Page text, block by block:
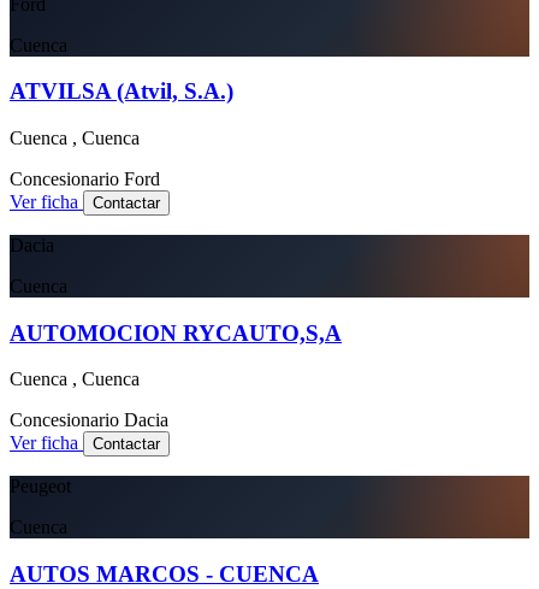
Cuenca
ATVILSA (Atvil, S.A.)
Cuenca , Cuenca
Concesionario Ford
Ver ficha
Contactar
Dacia
Cuenca
AUTOMOCION RYCAUTO,S,A
Cuenca , Cuenca
Concesionario Dacia
Ver ficha
Contactar
Peugeot
Cuenca
AUTOS MARCOS - CUENCA